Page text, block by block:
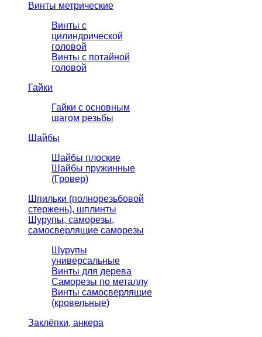
Винты метрические
Винты с
цилиндрической
головой
Винты с потайной
головой
Гайки
Гайки с основным
шагом резьбы
Шайбы
Шайбы плоские
Шайбы пружинные
(Гровер)
Шпильки (полнорезьбовой
стержень), шплинты
Шурупы, саморезы,
самосверлящие саморезы
Шурупы
универсальные
Винты для дерева
Саморезы по металлу
Винты самосверлящие
(кровельные)
Заклёпки, анкера